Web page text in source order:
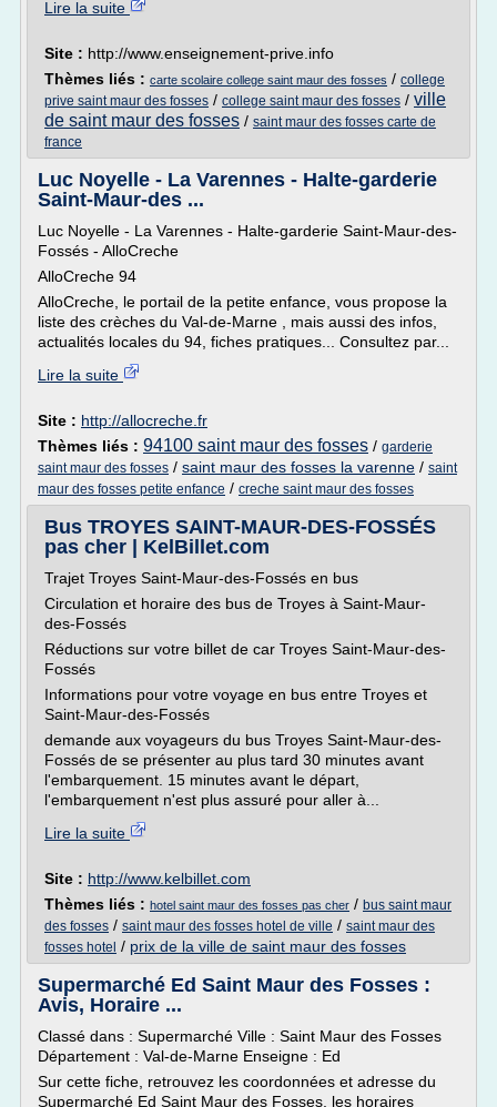
Lire la suite
Site : http://www.enseignement-prive.info
Thèmes liés : carte scolaire college saint maur des fosses / college
prive saint maur des fosses / college saint maur des fosses / ville
de saint maur des fosses / saint maur des fosses carte de
france
Luc Noyelle - La Varennes - Halte-garderie
Saint-Maur-des ...
Luc Noyelle - La Varennes - Halte-garderie Saint-Maur-des-
Fossés - AlloCreche
AlloCreche 94
AlloCreche, le portail de la petite enfance, vous propose la
liste des crèches du Val-de-Marne , mais aussi des infos,
actualités locales du 94, fiches pratiques... Consultez par...
Lire la suite
Site : http://allocreche.fr
Thèmes liés : 94100 saint maur des fosses / garderie
saint maur des fosses / saint maur des fosses la varenne / saint
maur des fosses petite enfance / creche saint maur des fosses
Bus TROYES SAINT-MAUR-DES-FOSSÉS
pas cher | KelBillet.com
Trajet Troyes Saint-Maur-des-Fossés en bus
Circulation et horaire des bus de Troyes à Saint-Maur-
des-Fossés
Réductions sur votre billet de car Troyes Saint-Maur-des-
Fossés
Informations pour votre voyage en bus entre Troyes et
Saint-Maur-des-Fossés
demande aux voyageurs du bus Troyes Saint-Maur-des-
Fossés de se présenter au plus tard 30 minutes avant
l'embarquement. 15 minutes avant le départ,
l'embarquement n'est plus assuré pour aller à...
Lire la suite
Site : http://www.kelbillet.com
Thèmes liés : hotel saint maur des fosses pas cher / bus saint maur
des fosses / saint maur des fosses hotel de ville / saint maur des
fosses hotel / prix de la ville de saint maur des fosses
Supermarché Ed Saint Maur des Fosses :
Avis, Horaire ...
Classé dans : Supermarché Ville : Saint Maur des Fosses
Département : Val-de-Marne Enseigne : Ed
Sur cette fiche, retrouvez les coordonnées et adresse du
Supermarché Ed Saint Maur des Fosses, les horaires